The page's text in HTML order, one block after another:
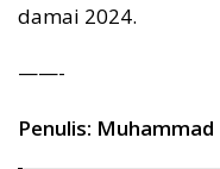
damai 2024.
——-
Penulis: Muhammad